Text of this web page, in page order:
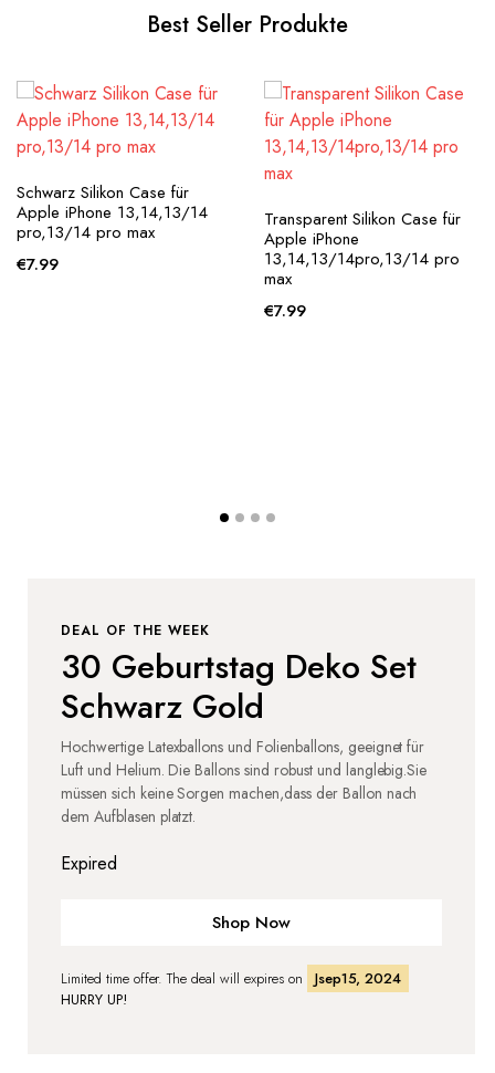
Best Seller Produkte
Schwarz Silikon Case für
Apple iPhone 13,14,13/14
pro,13/14 pro max
€7.99
Transparent Silikon Case für
Apple iPhone
13,14,13/14pro,13/14 pro
max
€7.99
DEAL OF THE WEEK
30 Geburtstag Deko Set
Schwarz Gold
Hochwertige Latexballons und Folienballons, geeignet für
Luft und Helium. Die Ballons sind robust und langlebig.Sie
müssen sich keine Sorgen machen,dass der Ballon nach
dem Aufblasen platzt.
Expired
Shop Now
Limited time offer. The deal will expires on
Jsep15, 2024
HURRY UP!